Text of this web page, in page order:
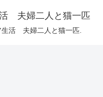
夫婦二人と猫一匹
活 夫婦二人と猫一匹.